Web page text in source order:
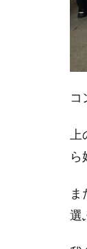
コ
上
ら
ま
選